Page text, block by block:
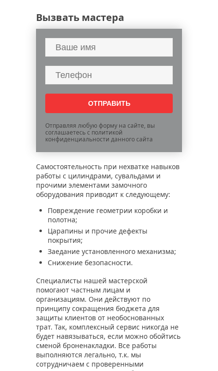
Вызвать мастера
Отправляя любую форму на сайте, вы
соглашаетесь с политикой
конфиденциальности данного сайта
Самостоятельность при нехватке навыков
работы с цилиндрами, сувальдами и
прочими элементами замочного
оборудования приводит к следующему:
Повреждение геометрии коробки и
полотна;
Царапины и прочие дефекты
покрытия;
Заедание установленного механизма;
Снижение безопасности.
Специалисты нашей мастерской
помогают частным лицам и
организациям. Они действуют по
принципу сокращения бюджета для
защиты клиентов от необоснованных
трат. Так, комплексный сервис никогда не
будет навязываться, если можно обойтись
сменой броненакладки. Все работы
выполняются легально, т.к. мы
сотрудничаем с проверенными